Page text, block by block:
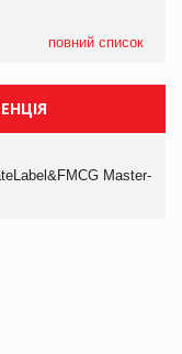
повний список
Master-